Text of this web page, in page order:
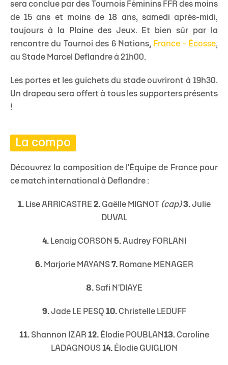
sera conclue par des Tournois Féminins FFR des moins
de 15 ans et moins de 18 ans, samedi après-midi,
toujours à la Plaine des Jeux. Et bien sûr par la
rencontre du Tournoi des 6 Nations, France - Écosse,
au Stade Marcel Deflandre à 21h00.
Les portes et les guichets du stade ouvriront à 19h30.
Un drapeau sera offert à tous les supporters présents
!
La compo
Découvrez la composition de l'Équipe de France pour
ce match international à Deflandre :
1. Lise ARRICASTRE 2.Gaëlle MIGNOT (cap) 3.Julie
DUVAL
4.Lenaig CORSON 5.Audrey FORLANI
6.Marjorie MAYANS 7.Romane MENAGER
8.Safi N'DIAYE
9. Jade LE PESQ 10. Christelle LEDUFF
11.Shannon IZAR 12.Élodie POUBLAN 13.Caroline
LADAGNOUS 14. Élodie GUIGLION